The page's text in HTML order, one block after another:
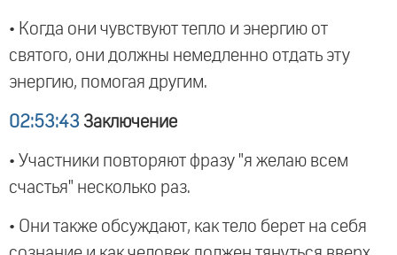
• Когда они чувствуют тепло и энергию от
святого, они должны немедленно отдать эту
энергию, помогая другим.
02:53:43 Заключение
• Участники повторяют фразу "я желаю всем
счастья" несколько раз.
• Они также обсуждают, как тело берет на себя